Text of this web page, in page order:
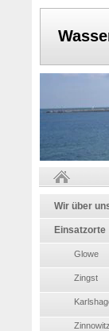
Wir über
Einsatzorte
Glowe
Zingst
Zinnowitz